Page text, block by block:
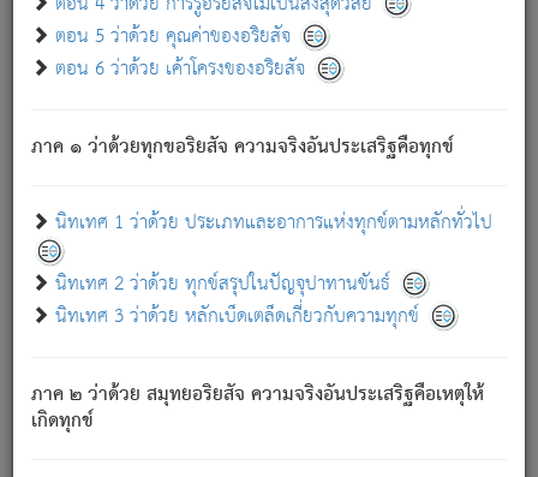
ตอน 5 ว่าด้วย คุณค่าของอริยสัจ
ตอน 6 ว่าด้วย เค้าโครงของอริยสัจ
ภาค ๑ ว่าด้วยทุกขอริยสัจ ความจริงอันประเสริฐคือทุกข์
นิทเทศ 1 ว่าด้วย ประเภทและอาการแห่งทุกข์ตามหลักทั่วไป
นิทเทศ 2 ว่าด้วย ทุกข์สรุปในปัญจุปาทานขันธ์
นิทเทศ 3 ว่าด้วย หลักเบ็ดเตล็ดเกี่ยวกับความทุกข์
ภาค ๒ ว่าด้วย สมุทยอริยสัจ ความจริงอันประเสริฐคือเหตุให้
เกิดทุกข์
สมณะหรือพราหมณ์เหล่าใด กล่าวความหลุดพ้นจากภพว่า
มีได้เพราะภพ เรากล่าวว่า สมณะหรือพราหมณ์ทั้งปวงนั้น
มิใช่ผู้หลดพ้นจากภพ.
ภพ ว่ามีได้เพราะวิภพ[2]: เรากล่าวว่า สมณะหรือพราหมณ์ทั้ง
ปวงนั้น ก็ยังสลัดภพออกไปไม่ได้.
ก็ทุกข์นี้มีขึ้น เพราะอาศัยซึ่งอุปธิทั้งปวง.
เพราะความสิ้นไปแห่งอุปาทานทั้งปวง ความเกิดขึ้นแห่ง
ทุกข์จึงไม่มี.
ท่านจงดูโลกนี้เถิด (จะเห็นว่า) สัตว์ทั้งหลายอันอวิชาหนา
แน่นบังหนาแล้ว; และว่า สัตว์ผู้ยินดีในภพอันเป็นแล้วนั้น ย่อม
อันเป็นไปในที่หรือเวลาทั้งปวง[3]เพื่อความมีแห่งประโยชน์โดย
ประการทั้งปวง; ภพทั้งหลายทั้งหมดนั้น ไม่เที่ยง เป็นทุกข์ มี
ความแปรปรวนเป็นธรรมดา.